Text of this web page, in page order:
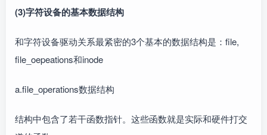
(3)字符设备的基本数据结构
和字符设备驱动关系最紧密的3个基本的数据结构是：file,
file_oepeations和inode
a.file_operations数据结构
结构中包含了若干函数指针。这些函数就是实际和硬件打交